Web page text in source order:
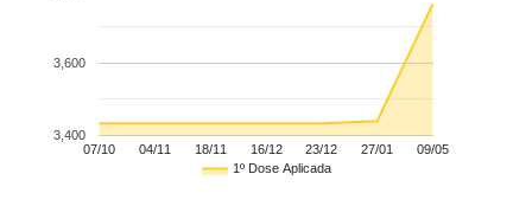
1º Dose Aplicada
07/10 04/11 18/11 16/12 23/12 27/01 09/05
3,400
3,600